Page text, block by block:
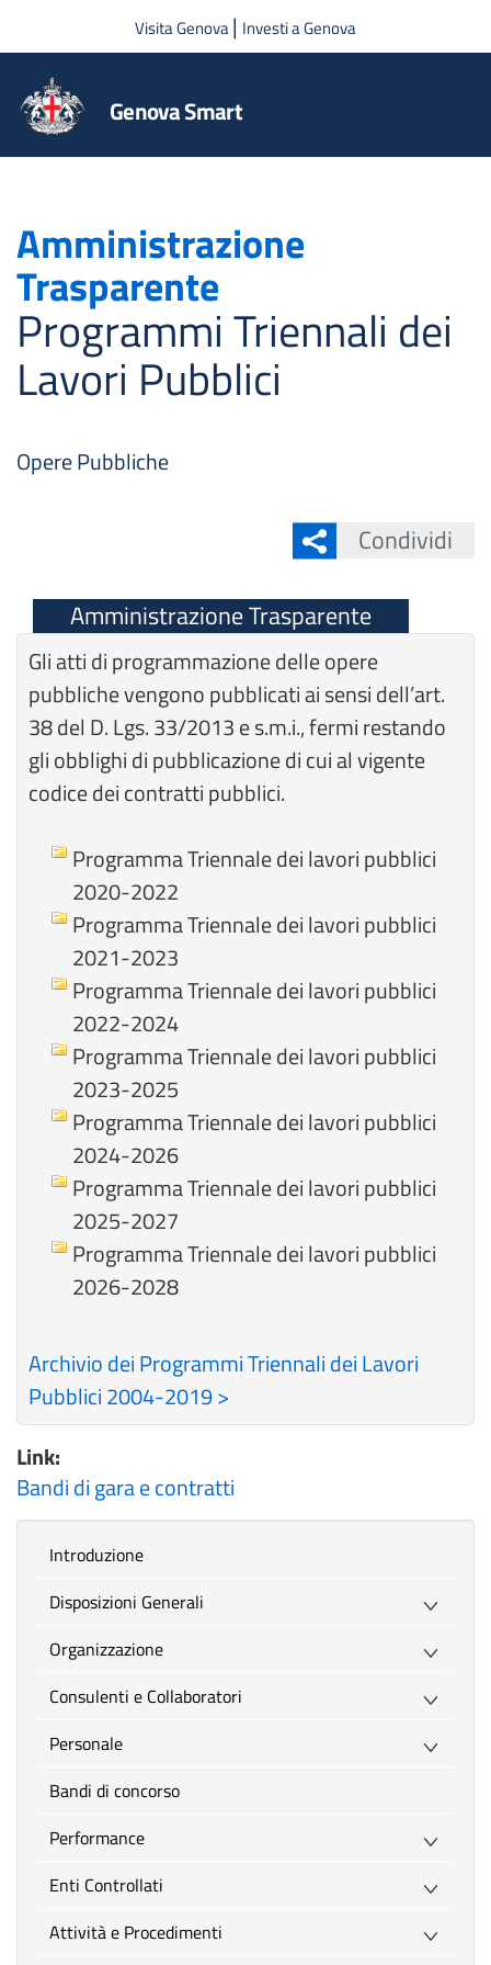
Salta al contenuto principale
Visita Genova| Investi a Genova
Genova Smart
Amministrazione
Trasparente
Programmi Triennali dei
Lavori Pubblici
Opere Pubbliche
Condividi
Amministrazione Trasparente
Gli atti di programmazione delle opere
pubbliche vengono pubblicati ai sensi dell’art.
38 del D. Lgs. 33/2013 e s.m.i., fermi restando
gli obblighi di pubblicazione di cui al vigente
codice dei contratti pubblici.
Programma Triennale dei lavori pubblici
2020-2022
Programma Triennale dei lavori pubblici
2021-2023
Programma Triennale dei lavori pubblici
2022-2024
Programma Triennale dei lavori pubblici
2023-2025
Programma Triennale dei lavori pubblici
2024-2026
Programma Triennale dei lavori pubblici
2025-2027
Programma Triennale dei lavori pubblici
2026-2028
Archivio dei Programmi Triennali dei Lavori
Pubblici 2004-2019 >
Link:
Bandi di gara e contratti
introduzione
Disposizioni Generali
Organizzazione
Consulenti e Collaboratori
Personale
Bandi di concorso
Performance
Enti Controllati
Attività e Procedimenti